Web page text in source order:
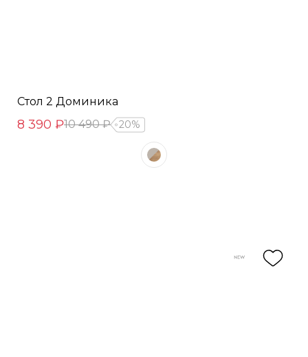
Стол 2 Доминика
8 390 ₽10 490 ₽ 20%